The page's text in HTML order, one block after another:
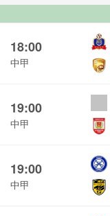
18:00
中甲
19:00
中甲
19:00
中甲